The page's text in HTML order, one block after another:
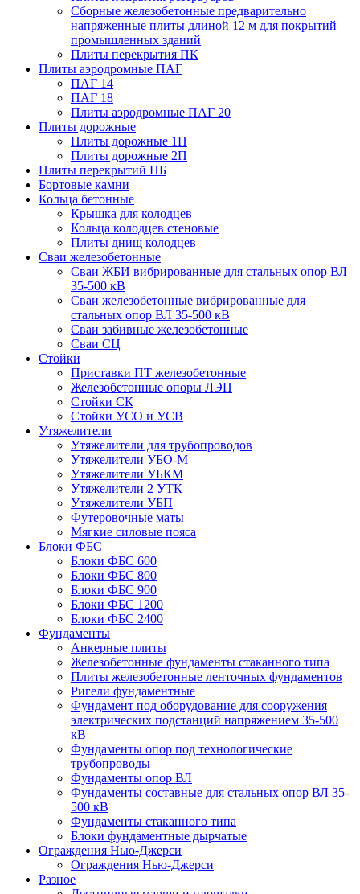
Сборные железобетонные предварительно
напряженные плиты длиной 12 м для покрытий
промышленных зданий
Плиты перекрытия ПК
Плиты аэродромные ПАГ
ПАГ 14
ПАГ 18
Плиты аэродромные ПАГ 20
Плиты дорожные
Плиты дорожные 1П
Плиты дорожные 2П
Плиты перекрытий ПБ
Бортовые камни
Кольца бетонные
Крышка для колодцев
Кольца колодцев стеновые
Плиты днищ колодцев
Сваи железобетонные
Сваи ЖБИ вибрированные для стальных опор ВЛ
35-500 кВ
Сваи железобетонные вибрированные для
стальных опор ВЛ 35-500 кВ
Сваи забивные железобетонные
Сваи СЦ
Стойки
Приставки ПТ железобетонные
Железобетонные опоры ЛЭП
Стойки СК
Стойки УСО и УСВ
Утяжелители
Утяжелители для трубопроводов
Утяжелители УБО-М
Утяжелители УБКМ
Утяжелители 2 УТК
Утяжелители УБП
Футеровочные маты
Мягкие силовые пояса
Блоки ФБС
Блоки ФБС 600
Блоки ФБС 800
Блоки ФБС 900
Блоки ФБС 1200
Блоки ФБС 2400
Фундаменты
Анкерные плиты
Железобетонные фундаменты стаканного типа
Плиты железобетонные ленточных фундаментов
Ригели фундаментные
Фундамент под оборудование для сооружения
электрических подстанций напряжением 35-500
кВ
Фундаменты опор под технологические
трубопроводы
Фундаменты опор ВЛ
Фундаменты составные для стальных опор ВЛ 35-
500 кВ
Фундаменты стаканного типа
Блоки фундаментные дырчатые
Ограждения Нью-Джерси
Ограждения Нью-Джерси
Разное